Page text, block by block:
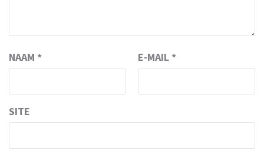
NAAM * E-MAIL *
SITE